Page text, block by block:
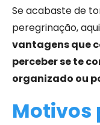
Se acabaste de
peregrinação,
vantagens que
perceber se te
organizado ou
Motivos